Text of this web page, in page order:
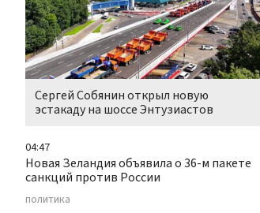
Сергей Собянин открыл новую
эстакаду на шоссе Энтузиастов
04:47
Новая Зеландия объявила о 36-м пакете
санкций против России
политика